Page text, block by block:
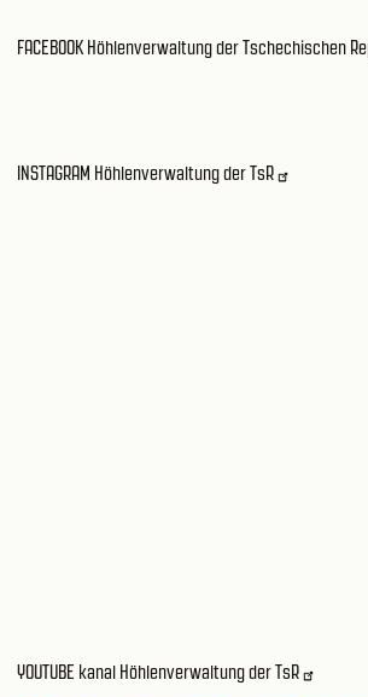
FACEBOOK Höhlenverwaltung der Tschechischen
INSTAGRAM Höhlenverwaltung der TsR
YOUTUBE kanal Höhlenverwaltung der TsR